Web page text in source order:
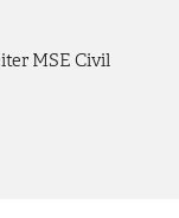
MSE Civil